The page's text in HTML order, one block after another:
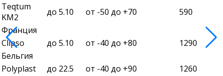
Teqtum
KM2
до 5.10 от -50 до +70
590
Франция
Clipso
до 5.10 от -40 до +80
1290
Бельгия
Polyplast
до 22.5 от -40 до +90
1260